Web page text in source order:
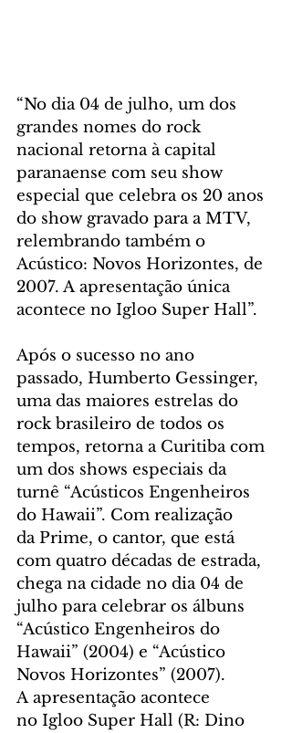
“No dia 04 de julho, um dos
grandes nomes do rock
nacional retorna à capital
paranaense com seu show
especial que celebra os 20 anos
do show gravado para a MTV,
relembrando também o
Acústico: Novos Horizontes, de
2007. A apresentação única
acontece no Igloo Super Hall”.
Após o sucesso no ano
passado, Humberto Gessinger,
uma das maiores estrelas do
rock brasileiro de todos os
tempos, retorna a Curitiba com
um dos shows especiais da
turnê “Acústicos Engenheiros
do Hawaii”. Com realização
da Prime, o cantor, que está
com quatro décadas de estrada,
chega na cidade no dia 04 de
julho para celebrar os álbuns
“Acústico Engenheiros do
Hawaii” (2004) e “Acústico
Novos Horizontes” (2007).
A apresentação acontece
no Igloo Super Hall (R: Dino